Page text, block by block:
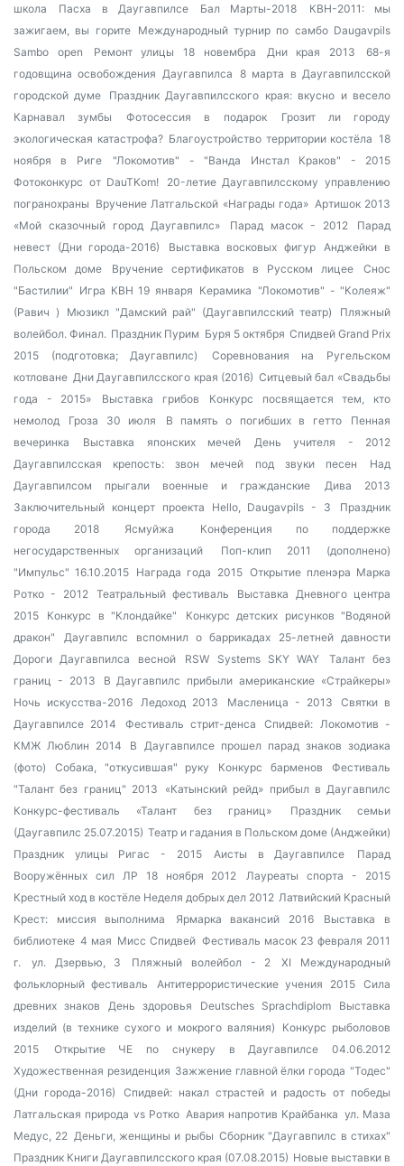
школа
Пасха в Даугавпилсе Бал Марты-2018
КВН-2011: мы
зажигаем, вы горите
Международный турнир по самбо Daugavpils
Sambo open
Ремонт улицы 18 новембра Дни края 2013
68-я
годовщина освобождения Даугавпилса
8 марта в Даугавпилсской
городской думе
Праздник Даугавпилсского края: вкусно и весело
Карнавал зумбы
Фотосессия в подарок
Грозит ли городу
экологическая катастрофа? Благоустройство территории костёла 18
ноября в Риге
"Локомотив" - "Ванда Инстал Краков" - 2015
Фотоконкурс от DauTKom!
20-летие Даугавпилсскому управлению
погранохраны Вручение Латгальской «Награды года» Артишок 2013
«Мой сказочный город Даугавпилс»
Парад масок - 2012
Парад
невест (Дни города-2016)
Выставка восковых фигур
Анджейки в
Польском доме
Вручение сертификатов в Русском лицее
Снос
"Бастилии" Игра КВН 19 января Керамика "Локомотив" - "Колеяж"
(Равич )
Мюзикл "Дамский рай" (Даугавпилсский театр)
Пляжный
волейбол. Финал. Праздник Пурим Буря 5 октября Спидвей Grand Prix
2015 (подготовка; Даугавпилс)
Соревнования на Ругельском
котловане Дни Даугавпилсского края (2016) Ситцевый бал «Свадьбы
года - 2015»
Выставка грибов
Конкурс посвящается тем, кто
немолод
Гроза 30 июля В память о погибших в гетто
Пенная
вечеринка
Выставка японских мечей
День учителя - 2012
Даугавпилсская крепость: звон мечей под звуки песен
Над
Даугавпилсом прыгали военные и гражданские
Дива 2013
Заключительный концерт проекта Hello, Daugavpils - 3
Праздник
города 2018
Ясмуйжа
Конференция по поддержке
негосударственных организаций
Поп-клип 2011 (дополнено)
"Импульс" 16.10.2015 Награда года 2015 Открытие пленэра Марка
Ротко - 2012
Театральный фестиваль
Выставка Дневного центра
2015
Конкурс в "Клондайке"
Конкурс детских рисунков "Водяной
дракон"
Даугавпилс вспомнил о баррикадах 25-летней давности
Дороги Даугавпилса весной
RSW Systems SKY WAY
Талант без
границ - 2013
В Даугавпилс прибыли американские «Страйкеры»
Ночь искусства-2016
Ледоход 2013 Масленица - 2013
Святки в
Даугавпилсе 2014
Фестиваль стрит-денса
Спидвей: Локомотив -
КМЖ Люблин 2014
В Даугавпилсе прошел парад знаков зодиака
(фото)
Собака, "откусившая" руку Конкурс барменов
Фестиваль
"Талант без границ" 2013
«Катынский рейд» прибыл в Даугавпилс
Конкурс-фестиваль «Талант без границ»
Праздник семьи
(Даугавпилс 25.07.2015) Театр и гадания в Польском доме (Анджейки)
Праздник улицы Ригас - 2015
Аисты в Даугавпилсе
Парад
Вооружённых сил ЛР 18 ноября 2012
Лауреаты спорта - 2015
Крестный ход в костёле Неделя добрых дел 2012 Латвийский Красный
Крест: миссия выполнима
Ярмарка вакансий 2016
Выставка в
библиотеке 4 мая Мисс Спидвей Фестиваль масок 23 февраля 2011
г.
ул. Дзервью, 3 Пляжный волейбол - 2
XI Международный
фольклорный фестиваль
Антитеррористические учения 2015
Сила
древних знаков
День здоровья Deutsches Sprachdiplom
Выставка
изделий (в технике сухого и мокрого валяния)
Конкурс рыболовов
2015
Открытие ЧЕ по снукеру в Даугавпилсе 04.06.2012
Художественная резиденция Зажжение главной ёлки города "Тодес"
(Дни города-2016)
Спидвей: накал страстей и радость от победы
Латгальская природа vs Ротко Авария напротив Крайбанка ул. Маза
Медус, 22 Деньги, женщины и рыбы Сборник "Даугавпилс в стихах"
Праздник Книги Даугавпилсского края (07.08.2015) Новые выставки в